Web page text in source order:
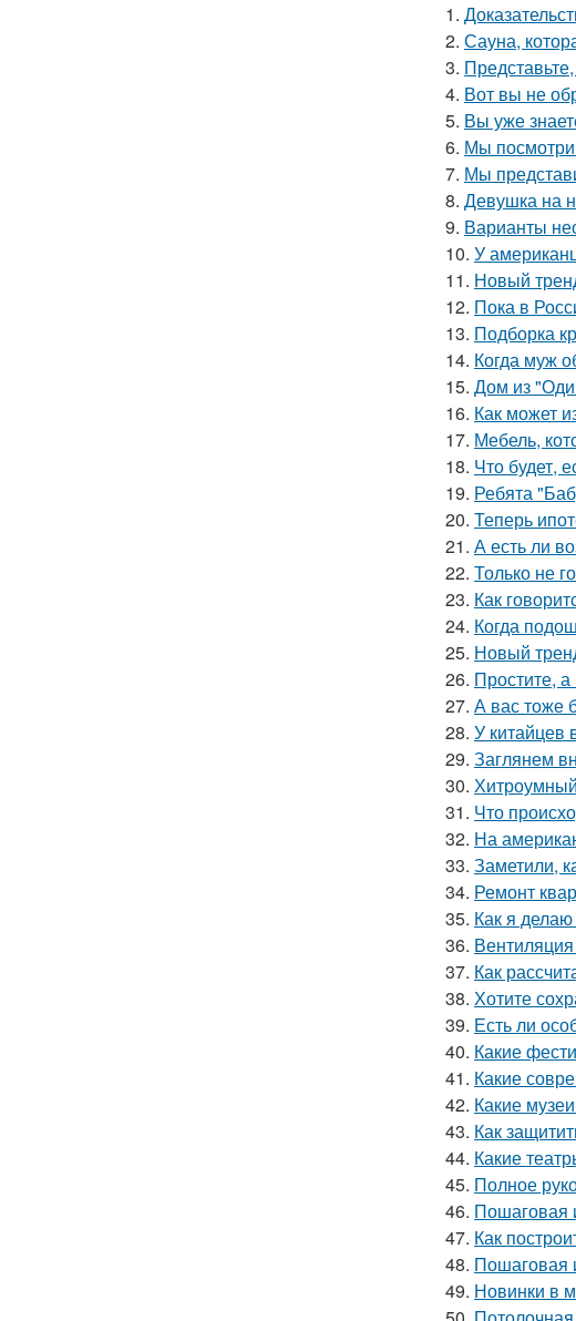
1.
2. Сауна,
3.
4. Вот вы не
5. Вы уже
6. Мы
7. Мы
8. Девушка на
9. Варианты
10. У
11. Новый
12. Пока в
13. Подборка
14. Когда муж
15. Дом из
16. Как может
17. Мебель,
18. Что будет,
19. Ребята
20. Теперь
21. А есть ли
22. Только не
23. Как
24. Когда
25. Новый
26. Простите,
27. А вас тоже
28. У китайцев
29. Заглянем
30.
31. Что
32. На
33. Заметили,
34. Ремонт
35. Как я
36.
37. Как
38. Хотите
39. Есть ли
40. Какие
41. Какие
42. Какие
43. Как
44. Какие
45. Полное
46. Пошаговая
47. Как
48. Пошаговая
49. Новинки в